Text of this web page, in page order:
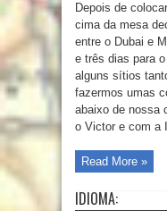
Depois de
cima da mesa
entre o Dubai e
e três dias para
alguns sítios
fazermos umas
abaixo de nossa
o Victor e com a
Read More »
IDIOMA: